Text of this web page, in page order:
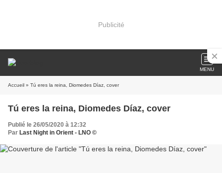
Publicité
MENU
Accueil » Tú eres la reina, Diomedes Díaz, cover
Tú eres la reina, Diomedes Díaz, cover
Publié le 26/05/2020 à 12:32
Par Last Night in Orient - LNO ©